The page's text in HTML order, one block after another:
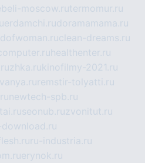
moscow.rutermomur.ru
erdamchi.rudoramamama.ru
clean-dreams.ru
healthenter.ru
kinofilmy-2021.ru
remstir-tolyatti.ru
newtech-spb.ru
seonub.ruzvonitut.ru
download.ru
ru-industria.ru
erynok.ru